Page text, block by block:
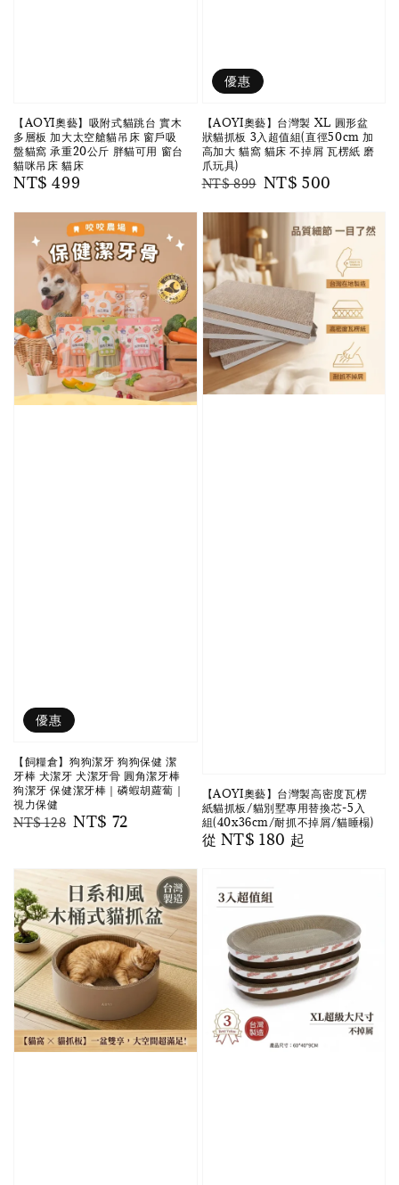
【AOYI奧藝】吸附式貓跳台 實木
多層板 加大太空艙貓吊床 窗戶吸
盤貓窩 承重20公斤 胖貓可用 窗台
貓咪吊床 貓床
Regular
NT$ 499
優惠
【AOYI奧藝】台灣製 XL 圓形盆
狀貓抓板 3入超值組(直徑50cm 加
高加大 貓窩 貓床 不掉屑 瓦楞紙 磨
爪玩具)
Regular
NT$ 899 Sale
NT$ 500
優惠
【飼糧倉】狗狗潔牙 狗狗保健 潔
牙棒 犬潔牙 犬潔牙骨 圓角潔牙棒
狗潔牙 保健潔牙棒｜磷蝦胡蘿蔔｜
視力保健
Regular
NT$ 128 Sale
NT$ 72
【AOYI奧藝】台灣製高密度瓦楞
紙貓抓板/貓別墅專用替換芯-5入
組(40x36cm/耐抓不掉屑/貓睡榻)
Regular
從 NT$ 180 起